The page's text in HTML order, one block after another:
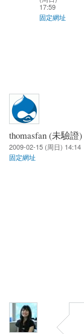
17:59
固定網址
thomasfan (未驗證)
2009-02-15 (周日) 14:14
固定網址